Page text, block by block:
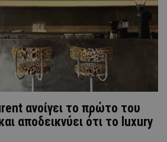
ανοίγει το πρώτο του
αποδεικνύει ότι το luxury